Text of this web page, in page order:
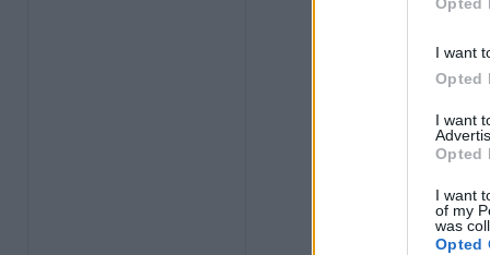
I want
Opted
I want
Opted
I want
of my
was
Opted